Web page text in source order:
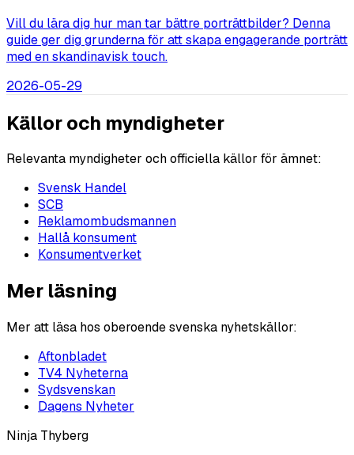
Vill du lära dig hur man tar bättre porträttbilder? Denna
guide ger dig grunderna för att skapa engagerande porträtt
med en skandinavisk touch.
2026-05-29
Källor och myndigheter
Relevanta myndigheter och officiella källor för ämnet:
Svensk Handel
SCB
Reklamombudsmannen
Hallå konsument
Konsumentverket
Mer läsning
Mer att läsa hos oberoende svenska nyhetskällor:
Aftonbladet
TV4 Nyheterna
Sydsvenskan
Dagens Nyheter
Ninja Thyberg